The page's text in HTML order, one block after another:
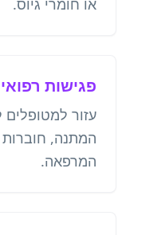
או חומרי גיוס.
פגישות
עזור
המתנה,
המרפאה.